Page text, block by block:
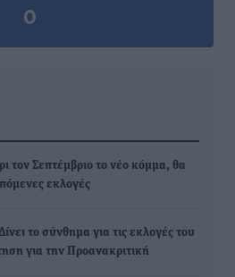
0
τον Σεπτέμβριο το νέο κόμμα, θα
εκλογές
το σύνθημα για τις εκλογές του
για την Προανακριτική